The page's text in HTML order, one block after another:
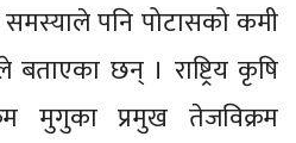
समस्याले पनि पोटासको कमी
छन् । राष्ट्रिय कृषि
मुगुका प्रमुख तेजविक्रम